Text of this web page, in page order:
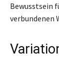
Bewusstsein
verbundenen